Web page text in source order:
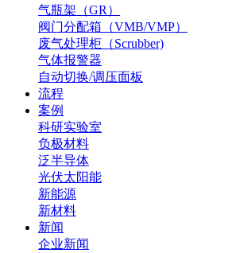
气瓶架（GR）
阀门分配箱（VMB/VMP）
废气处理柜（Scrubber)
气体报警器
自动切换/调压面板
流程
案例
科研实验室
负极材料
泛半导体
光伏太阳能
新能源
新材料
新闻
企业新闻